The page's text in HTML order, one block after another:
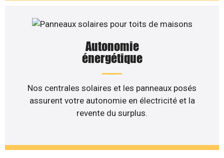
Autonomie
énergétique
Nos centrales solaires et les panneaux posés
assurent votre autonomie en électricité et la
revente du surplus.